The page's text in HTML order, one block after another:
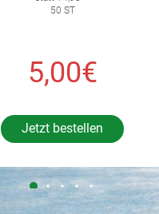
50 ST
5,00€
Jetzt bestellen